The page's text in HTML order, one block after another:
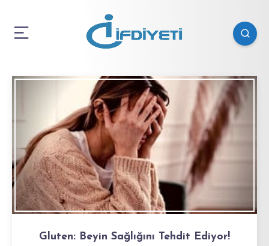
Gluten: Beyin Sağlığını Tehdit Ediyor!